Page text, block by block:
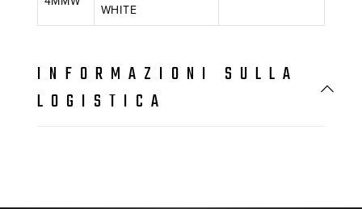
WHITE
INFORMAZIONI SULLA
LOGISTICA